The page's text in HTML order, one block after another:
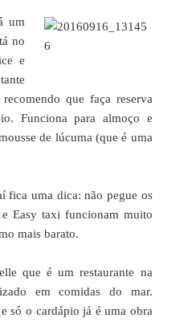
um
no
e
que faça reserva
Funciona para almoço e
de lúcuma (que é uma
fica uma dica: não pegue os
Easy taxi funcionam muito
mais barato.
que é um restaurante na
em comidas do mar.
só o cardápio já é uma obra